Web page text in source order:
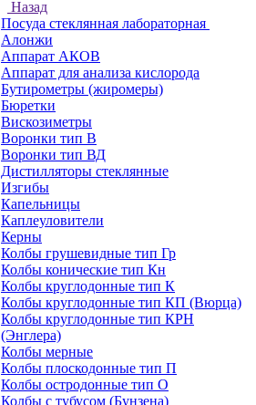
Назад
Посуда стеклянная лабораторная
Алонжи
Аппарат АКОВ
Аппарат для анализа кислорода
Бутирометры (жиромеры)
Бюретки
Вискозиметры
Воронки тип В
Воронки тип ВД
Дистилляторы стеклянные
Изгибы
Капельницы
Каплеуловители
Керны
Колбы грушевидные тип Гр
Колбы конические тип Кн
Колбы круглодонные тип К
Колбы круглодонные тип КП (Вюрца)
Колбы круглодонные тип КРН
(Энглера)
Колбы мерные
Колбы плоскодонные тип П
Колбы остродонные тип О
Колбы с тубусом (Бунзена)